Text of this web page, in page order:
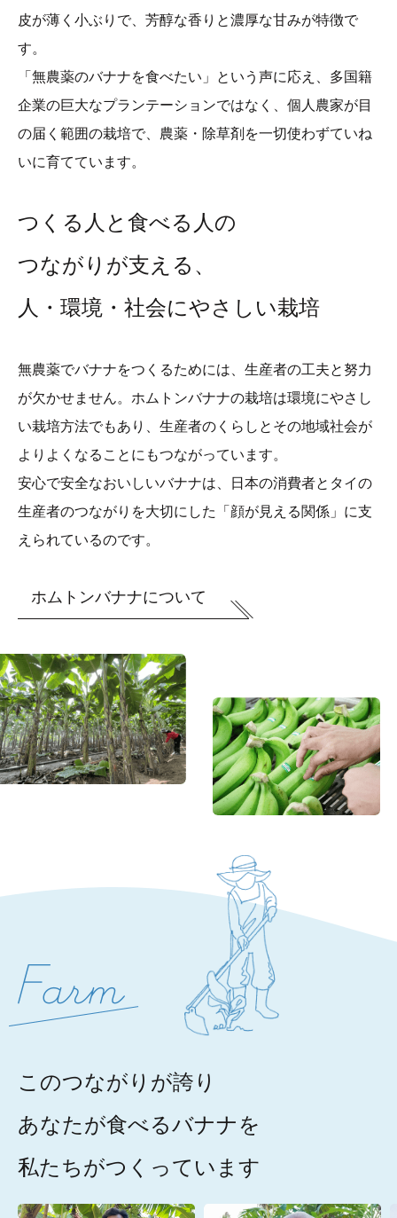
皮が薄く小ぶりで、芳醇な香りと濃厚な甘みが特徴で
す。
「無農薬のバナナを食べたい」という声に応え、多国籍
企業の巨大なプランテーションではなく、個人農家が目
の届く範囲の栽培で、農薬・除草剤を一切使わずていね
いに育てています。
つくる人と食べる人の
つながりが支える、
人・環境・社会にやさしい栽培
無農薬でバナナをつくるためには、生産者の工夫と努力
が欠かせません。ホムトンバナナの栽培は環境にやさし
い栽培方法でもあり、生産者のくらしとその地域社会が
よりよくなることにもつながっています。
安心で安全なおいしいバナナは、日本の消費者とタイの
生産者のつながりを大切にした「顔が見える関係」に支
えられているのです。
ホムトンバナナについて
このつながりが誇り
あなたが食べるバナナを
私たちがつくっています